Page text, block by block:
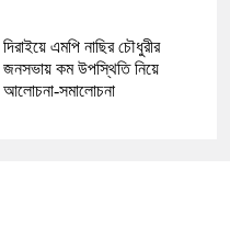
দিরাইয়ে এমপি নাছির চৌধুরীর
জনসভায় কম উপস্থিতি নিয়ে
আলোচনা-সমালোচনা